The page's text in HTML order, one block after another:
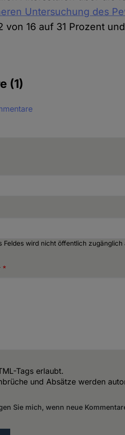
Untersuchung des
von 16 auf 31 Prozent
(1)
Feldes wird nicht öffentlich zugänglich
Tags erlaubt.
und Absätze werden
Sie mich, wenn neue